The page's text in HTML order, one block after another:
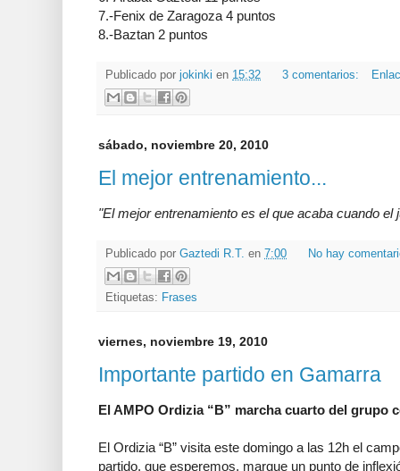
7.-Fenix de Zaragoza 4 puntos
8.-Baztan 2 puntos
Publicado por jokinki en 15:32 3 comentarios:
sábado, noviembre 20, 2010
El mejor entrenamiento...
"El mejor entrenamiento es el que acaba cuando el
Publicado por Gaztedi R.T. en 7:00 No hay
Etiquetas: Frases
viernes, noviembre 19, 2010
Importante partido en Gamarra
El AMPO Ordizia “B” marcha cuarto del grupo
El Ordizia “B” visita este domingo a las 12h el
partido, que esperemos, marque un punto de